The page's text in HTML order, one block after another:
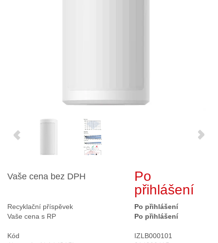
Vaše cena bez DPH
Po
přihlášení
Recyklační příspěvek
Po přihlášení
Vaše cena s RP
Po přihlášení
Kód
IZLB000101